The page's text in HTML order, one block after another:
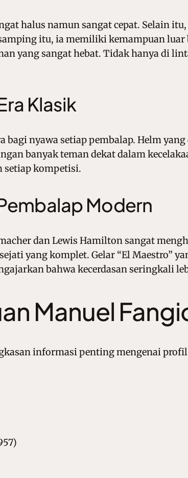
halus namun sangat cepat. Selain
itu, ia memiliki kemampuan
yang sangat hebat. Tidak hanya di
Klasik
bagi nyawa setiap pembalap. Helm
banyak teman dekat dalam
setiap kompetisi.
Modern
dan Lewis Hamilton sangat
yang komplet. Gelar “El Maestro”
bahwa kecerdasan seringkali
Manuel
informasi penting mengenai profil